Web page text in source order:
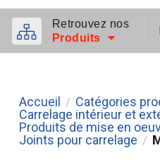
Retrouvez nos
Produits
Accueil / Catégories
Carrelage intérieur et
Produits de mise en
Joints pour carrelage /